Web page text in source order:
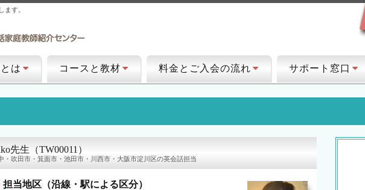
ます。
は コースと教材 料金とご入会の流れ サポート窓口
先生（TW00011）
・吹田市・箕面市・池田市・川西市・大阪市淀川区の英会話担当
担当地区（沿線・駅による区分）